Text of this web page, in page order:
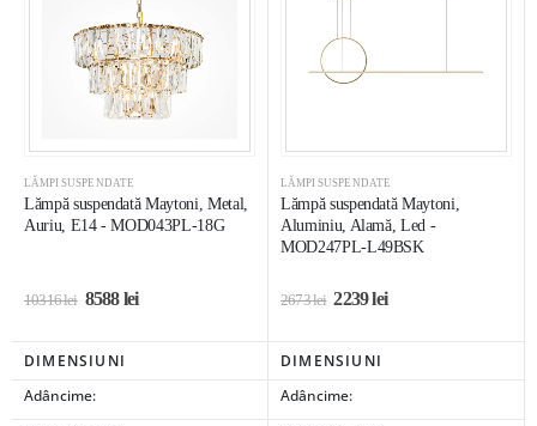
LĂMPI SUSPENDATE
Lămpă suspendată Maytoni, Metal,
Auriu, E14 - MOD043PL-18G
10316lei 8588lei
LĂMPI SUSPENDATE
Lămpă suspendată Maytoni,
Aluminiu, Alamă, Led -
MOD247PL-L49BSK
2673lei 2239lei
DIMENSIUNI
DIMENSIUNI
Adâncime:
Adâncime: